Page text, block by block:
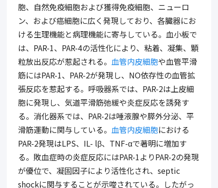
胞、自然免疫細胞および獲得免疫細胞、ニューロ
ン、および癌細胞に広く発現しており、各臓器にお
ける生理機能と病理機能に寄与している。血小板で
は、PAR-1、PAR-4の活性化により、粘着、凝集、顆
粒放出反応が惹起される。 血管内皮細胞や血管平滑
筋にはPAR-1、PAR-2が発現し、NO依存性の血管拡
張反応を惹起する。呼吸器系では、PAR-2は上皮細
胞に発現し、気道平滑筋弛緩や炎症反応を誘発す
る。消化器系では、PAR-2は唾液腺や膵外分泌、平
滑筋運動に関与している。 血管内皮細胞における
PAR-2発現はLPS、IL- lβ、TNF-αで著明に増加す
る。敗血症時の炎症反応にはPAR-1よりPAR-2の発現
が優位で、凝固因子により活性化され、septic
shockに関与することが示唆されている。したがっ